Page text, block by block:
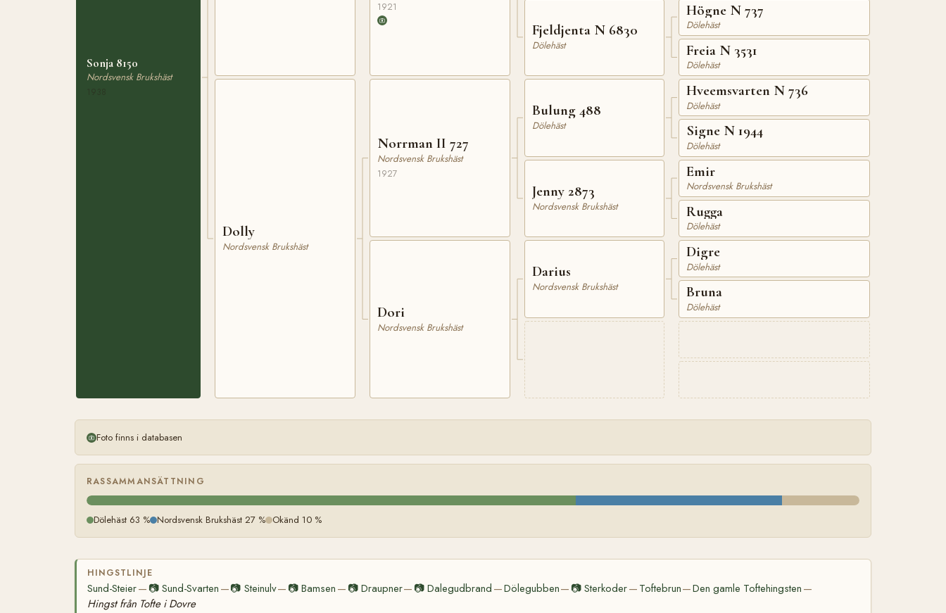
Sonja 8150
Nordsvensk Brukshäst
Dolly
Nordsvensk Brukshäst
1921
Norrman II 727
Nordsvensk Brukshäst
1927
Dori
Nordsvensk Brukshäst
Fjeldjenta N 6830
Dölehäst
Bulung 488
Dölehäst
Jenny 2873
Nordsvensk Brukshäst
Darius
Nordsvensk Brukshäst
Högne N 737
Dölehäst
Freia N 3531
Dölehäst
Hveemsvarten N 736
Dölehäst
Signe N 1944
Dölehäst
Emir
Nordsvensk Brukshäst
Rugga
Dölehäst
Digre
Dölehäst
Bruna
Dölehäst
Foto finns i databasen
RASSAMMANSÄTTNING
Dölehäst 63 % Nordsvensk Brukshäst 27 % Okänd 10 %
HINGSTLINJE
Sund-Steier— 📷Sund-Svarten —📷 Steinulv— 📷Bamsen — 📷 Draupner— 📷 Dalegudbrand —Dölegubben— 📷 Sterkoder— Toftebrun—Den gamle Toftehingsten —
Hingst från Tofte i Dovre